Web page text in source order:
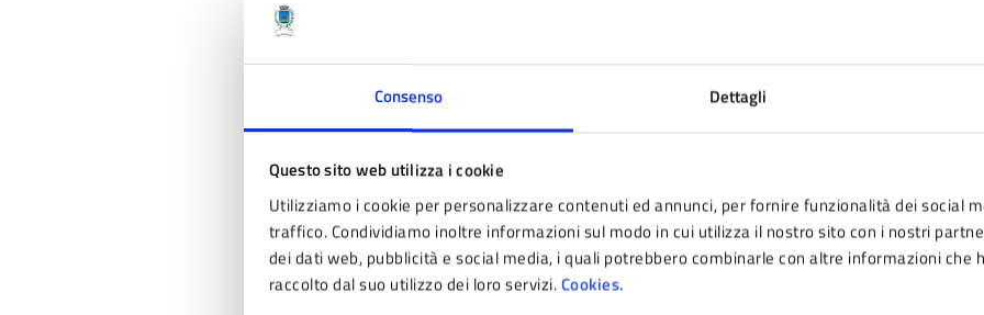
Consenso Dettagli
Questo sito web utilizza i cookie
Utilizziamo i cookie per personalizzare contenuti ed annunci, per fornire funzionalità dei social
traffico. Condividiamo inoltre informazioni sul modo in cui utilizza il nostro sito con i nostri
dei dati web, pubblicità e social media, i quali potrebbero combinarle con altre informazioni che
raccolto dal suo utilizzo dei loro servizi.Cookies.
Date e orari
2024
06